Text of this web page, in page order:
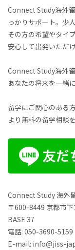
Connect Study海外
っかりサポート。少
その方の希望やタイ
安心して出発いただけ
Connect Study海外
あなたの将来を一緒
留学にご関心のある
より無料の留学相談
Connect Study 海外
〒600-8449 京都市
BASE 37
電話: 050-3690-
E-mail: info@jiss-